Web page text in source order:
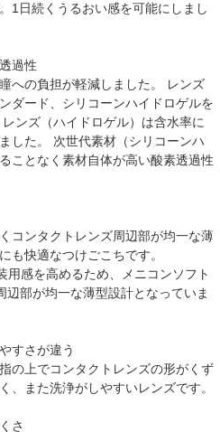
1日続くうるおい感を可能にしまし
過性
への負担が軽減しました。 レンズ
ダード、シリコーンハイドロゲルを
ンズ（ハイドロゲル）は含水率に
した。 次世代素材（シリコーンハ
ことなく素材自体が高い酸素透過性
コンタクトレンズ周辺部が均一な薄
も快適なつけごこちです。
用感を高めるため、メニコンソフト
部が均一な薄型設計となっていま
すさが違う
の上でコンタクトレンズの形がくず
、また洗浄がしやすいレンズです。
さ